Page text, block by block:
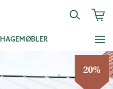
HAGEMØBLER
20%